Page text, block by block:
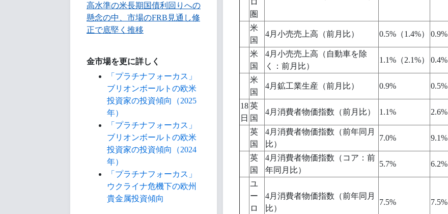
高水準の米長期国債利回りへの
懸念の中、市場のFRB見通し修
正で底堅く推移
金市場を更に詳しく
「プラチナフォーカス」
ブリオンボールトの欧米
投資家の投資傾向（2025
年）
「プラチナフォーカス」
ブリオンボールトの欧米
投資家の投資傾向（2024
年）
「プラチナフォーカス」
ウクライナ危機下の欧州
貴金属投資傾向
ロ
圏
米
国
4月小売売上高（前月比） 0.5%（1.4%） 0.9%
米
国
4月小売売上高（自動車を除
く：前月比）
1.1%（2.1%） 0.4%
米
国
4月鉱工業生産（前月比） 0.9% 0.5%
18
日
英
国
4月消費者物価指数（前月比） 1.1% 2.6%
英
国
4月消費者物価指数（前年同月
比）
7.0% 9.1%
英
国
4月消費者物価指数（コア：前
年同月比）
5.7% 6.2%
ユ
ー
ロ
4月消費者物価指数（前年同月
比）
7.5% 7.5%